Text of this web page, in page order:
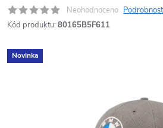
Neohodnoceno
Kód produktu: 80165B5F611
Novinka